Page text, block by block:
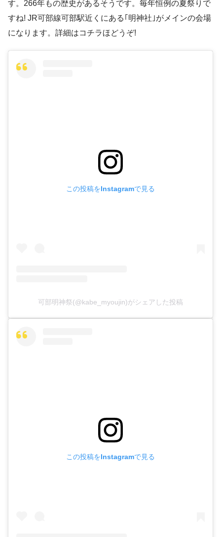
す。266年もの歴史があるそうです。毎年恒例の夏祭りで
すね! JR可部線可部駅近くにある｢明神社｣がメインの会場
になります。詳細はコチラほどうぞ!
この投稿をInstagramで見る
可部明神祭(@kabe_myoujin)がシェアした投稿
この投稿をInstagramで見る